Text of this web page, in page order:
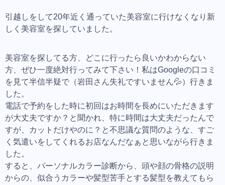
引越しをして20年近く通っていた美容室に行けなくなり新
しく美容室を探していました。
美容室を探してる方、どこに行ったら良いかわからない
方、ぜひ一度絶対行ってみて下さい！私はGoogleの口コミ
を見て半信半疑で（岩田さん失礼ですいません💦）行きま
した。
電話で予約をした時に初回はお時間を長めにいただきます
が大丈夫ですか？と聞かれ、特に時間は大丈夫だったんで
すが、カットだけやのに？と不思議な質問のような、すご
く気遣いをしてくれるお店なんだなぁと思いながら行きま
した。
すると、パーソナルカラー診断から、頭や顔の骨格の説明
からの、似合うカラーや髪型苦手とする髪型を教えてもら